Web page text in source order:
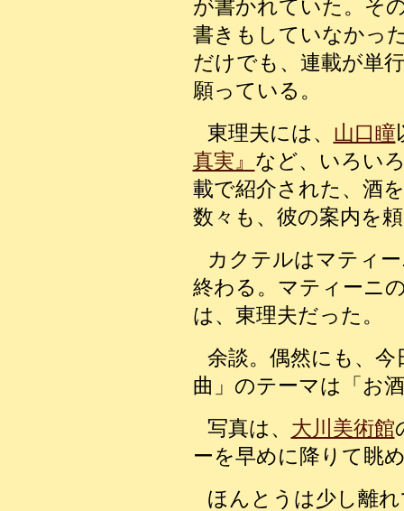
が書かれていた。そ
書きもしていなかっ
だけでも、連載が単
願っている。
東理夫には、 山口瞳
真実』 など、いろい
載で紹介された、酒
数々も、彼の案内を
カクテルはマティ
終わる。 マティーニ
は、東理夫だった。
余談。偶然にも、
曲」のテーマは「お
写真は、 大川美術館
ーを早めに降りて眺
ほんとうは少し離